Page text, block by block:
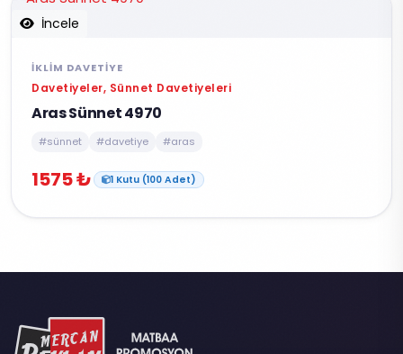
İncele
İKLIM DAVETIYE
Davetiyeler, Sünnet Davetiyeleri
Aras Sünnet 4970
#sünnet #davetiye #aras
1575 ₺ 1 Kutu (100 Adet)